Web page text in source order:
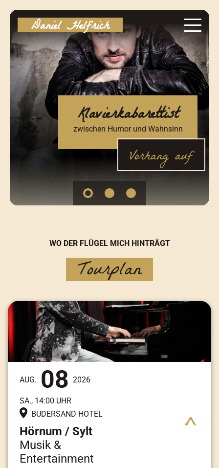
Daniel Helfrich
Klavierkabarettist
zwischen Humor und Wahnsinn
Vorhang auf
WO DER FLÜGEL MICH HINTRÄGT
Tourplan
AUG. 08 2026
SA., 14:00 UHR
BUDERSAND HOTEL
Hörnum / Sylt
Musik &
Entertainment